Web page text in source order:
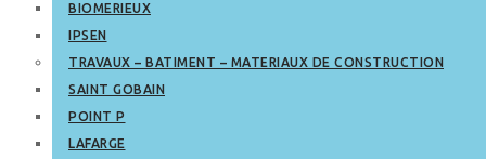
BIOMERIEUX
IPSEN
TRAVAUX – BATIMENT – MATERIAUX DE CONSTRUCTION
SAINT GOBAIN
POINT P
LAFARGE